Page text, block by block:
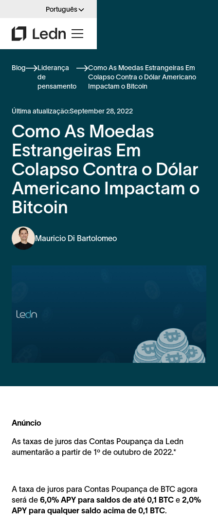
Português
Blog
Liderança
de
pensamento
Como As Moedas Estrangeiras Em
Colapso Contra o Dólar Americano
Impactam o Bitcoin
Última atualização:September 28, 2022
Como As Moedas
Estrangeiras Em
Colapso Contra o Dólar
Americano Impactam o
Bitcoin
Mauricio Di Bartolomeo
Anúncio
As taxas de juros das Contas Poupança da Ledn
aumentarão a partir de 1º de outubro de 2022.*
A taxa de juros para Contas Poupança de BTC agora
será de 6,0% APY para saldos de até 0,1 BTC e 2,0%
APY para qualquer saldo acima de 0,1 BTC